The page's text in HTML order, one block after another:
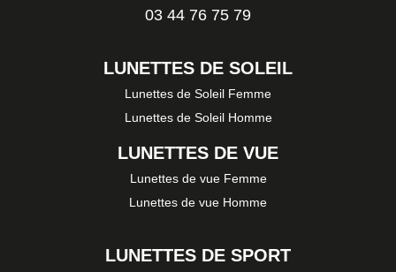
03 44 76 75 79
LUNETTES DE SOLEIL
Lunettes de Soleil Femme
Lunettes de Soleil Homme
LUNETTES DE VUE
Lunettes de vue Femme
Lunettes de vue Homme
LUNETTES DE SPORT